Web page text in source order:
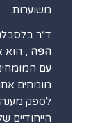
משוערות.
ד״ר
הפה , הוא
עם
מומחים
לספק מענה